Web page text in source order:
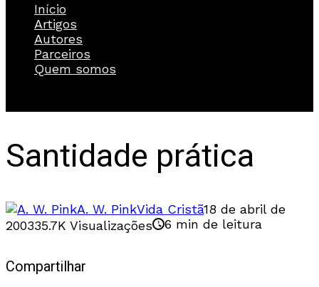
Início
Artigos
Autores
Parceiros
Quem somos
Santidade prática
A. W. PinkVida Cristã18 de abril de
200335.7K Visualizações 6 min de leitura
Compartilhar